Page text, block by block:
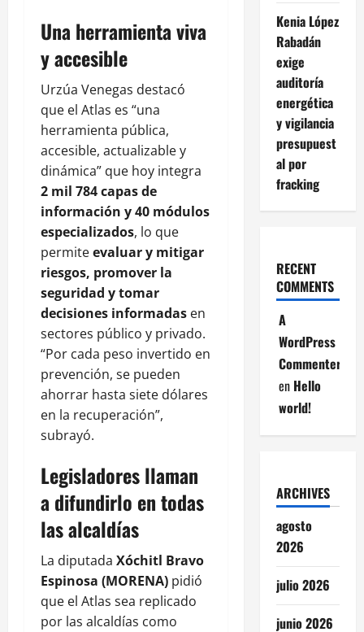
Una herramienta viva
y accesible
Urzúa Venegas destacó
que el Atlas es “una
herramienta pública,
accesible, actualizable y
dinámica” que hoy integra
2 mil 784 capas de
información y 40 módulos
especializados, lo que
permiteevaluar y mitigar
riesgos, promover la
seguridad y tomar
decisiones informadas en
sectores público y privado.
“Por cada peso invertido en
prevención, se pueden
ahorrar hasta siete dólares
en la recuperación”,
subrayó.
Legisladores llaman
a difundirlo en todas
las alcaldías
La diputada Xóchitl Bravo
Espinosa (MORENA) pidió
que el Atlas sea replicado
por las alcaldías como
Kenia López
Rabadán
exige
auditoría
energética
y vigilancia
presupuest
al por
fracking
RECENT
COMMENTS
A
WordPress
Commenter
en Hello
world!
ARCHIVES
agosto
2026
julio 2026
junio 2026